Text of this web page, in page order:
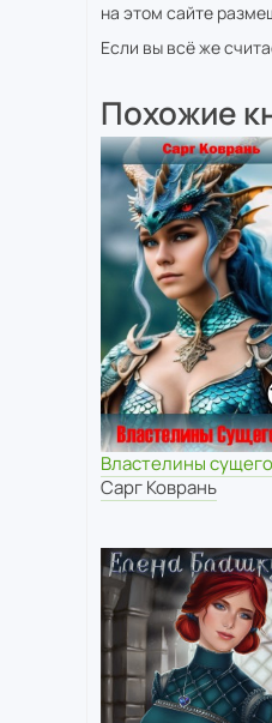
на этом сайте
Если вы всё же
Похожие
Властелины
Сарг Коврань